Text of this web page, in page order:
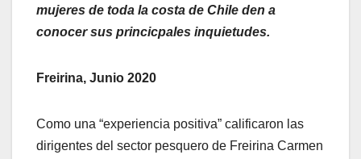
mujeres de toda la costa de Chile den a
conocer sus princicpales inquietudes.
Freirina, Junio 2020
Como una “experiencia positiva” calificaron las
dirigentes del sector pesquero de Freirina Carmen